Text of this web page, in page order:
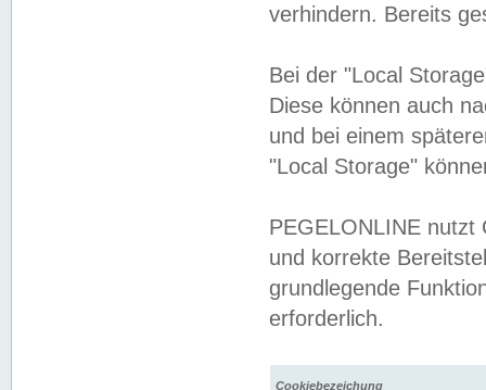
verhindern. Bereits
Bei der "Local
Diese können auch
und bei einem
"Local Storage"
PEGELONLINE nutzt
und korrekte
grundlegende
erforderlich.
Cookiebezeichung